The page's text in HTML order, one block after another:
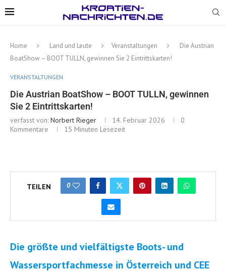
Home Land und Leute Veranstaltungen
Die Austrian
BoatShow – BOOT TULLN, gewinnen Sie 2 Eintrittskarten!
VERANSTALTUNGEN
Die Austrian BoatShow – BOOT TULLN, gewinnen
Sie 2 Eintrittskarten!
verfasst von: Norbert Rieger 14. Februar 2026
0
Kommentare
15 Minuten Lesezeit
TEILEN 0
Die größte und vielfältigste Boots- und
Wassersportfachmesse in Österreich und CEE